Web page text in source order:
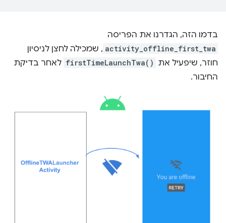
בדמו הזה, הגדרנו את הפריסה
activity_offline_first_twa , שמכילה לחצן לניסיון
חוזר, שיפעיל את firstTimeLaunchTwa() לאחר בדיקת
החיבור.